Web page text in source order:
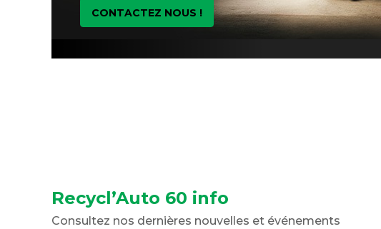
CONTACTEZ NOUS !
Recycl’Auto 60 info
Consultez nos dernières nouvelles et événements